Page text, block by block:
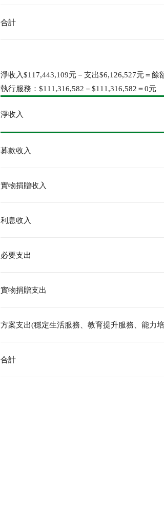
合計
淨收入$117,443,109元－支出$6,126,527元＝餘
執行服務：$111,316,582－$111,316,582＝0元
淨收入
募款收入
實物捐贈收入
利息收入
必要支出
實物捐贈支出
方案支出(穩定生活服務、教育提升服務、能力
合計